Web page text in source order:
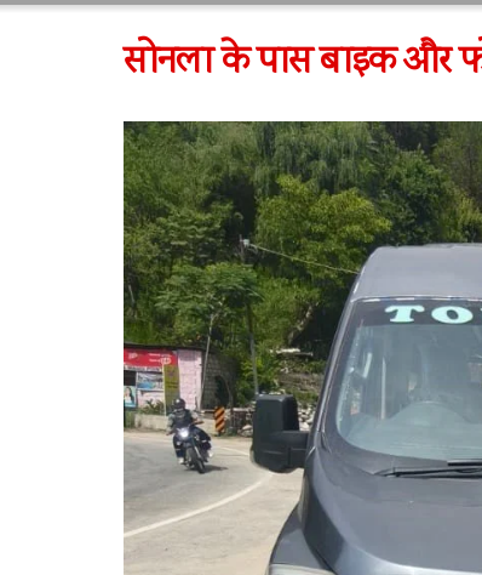
सोनला के पास बाइक और